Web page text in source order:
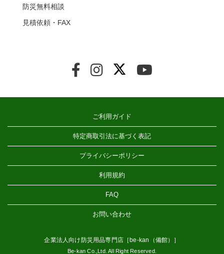
防災無料相談
見積依頼・FAX
ご利用ガイド
特定商取引法に基づく表記
プライバシーポリシー
利用規約
FAQ
お問い合わせ
企業法人向け防災用品専門店［be-kan（備館）］
Be-kan Co.,Ltd. All Right Reserved.